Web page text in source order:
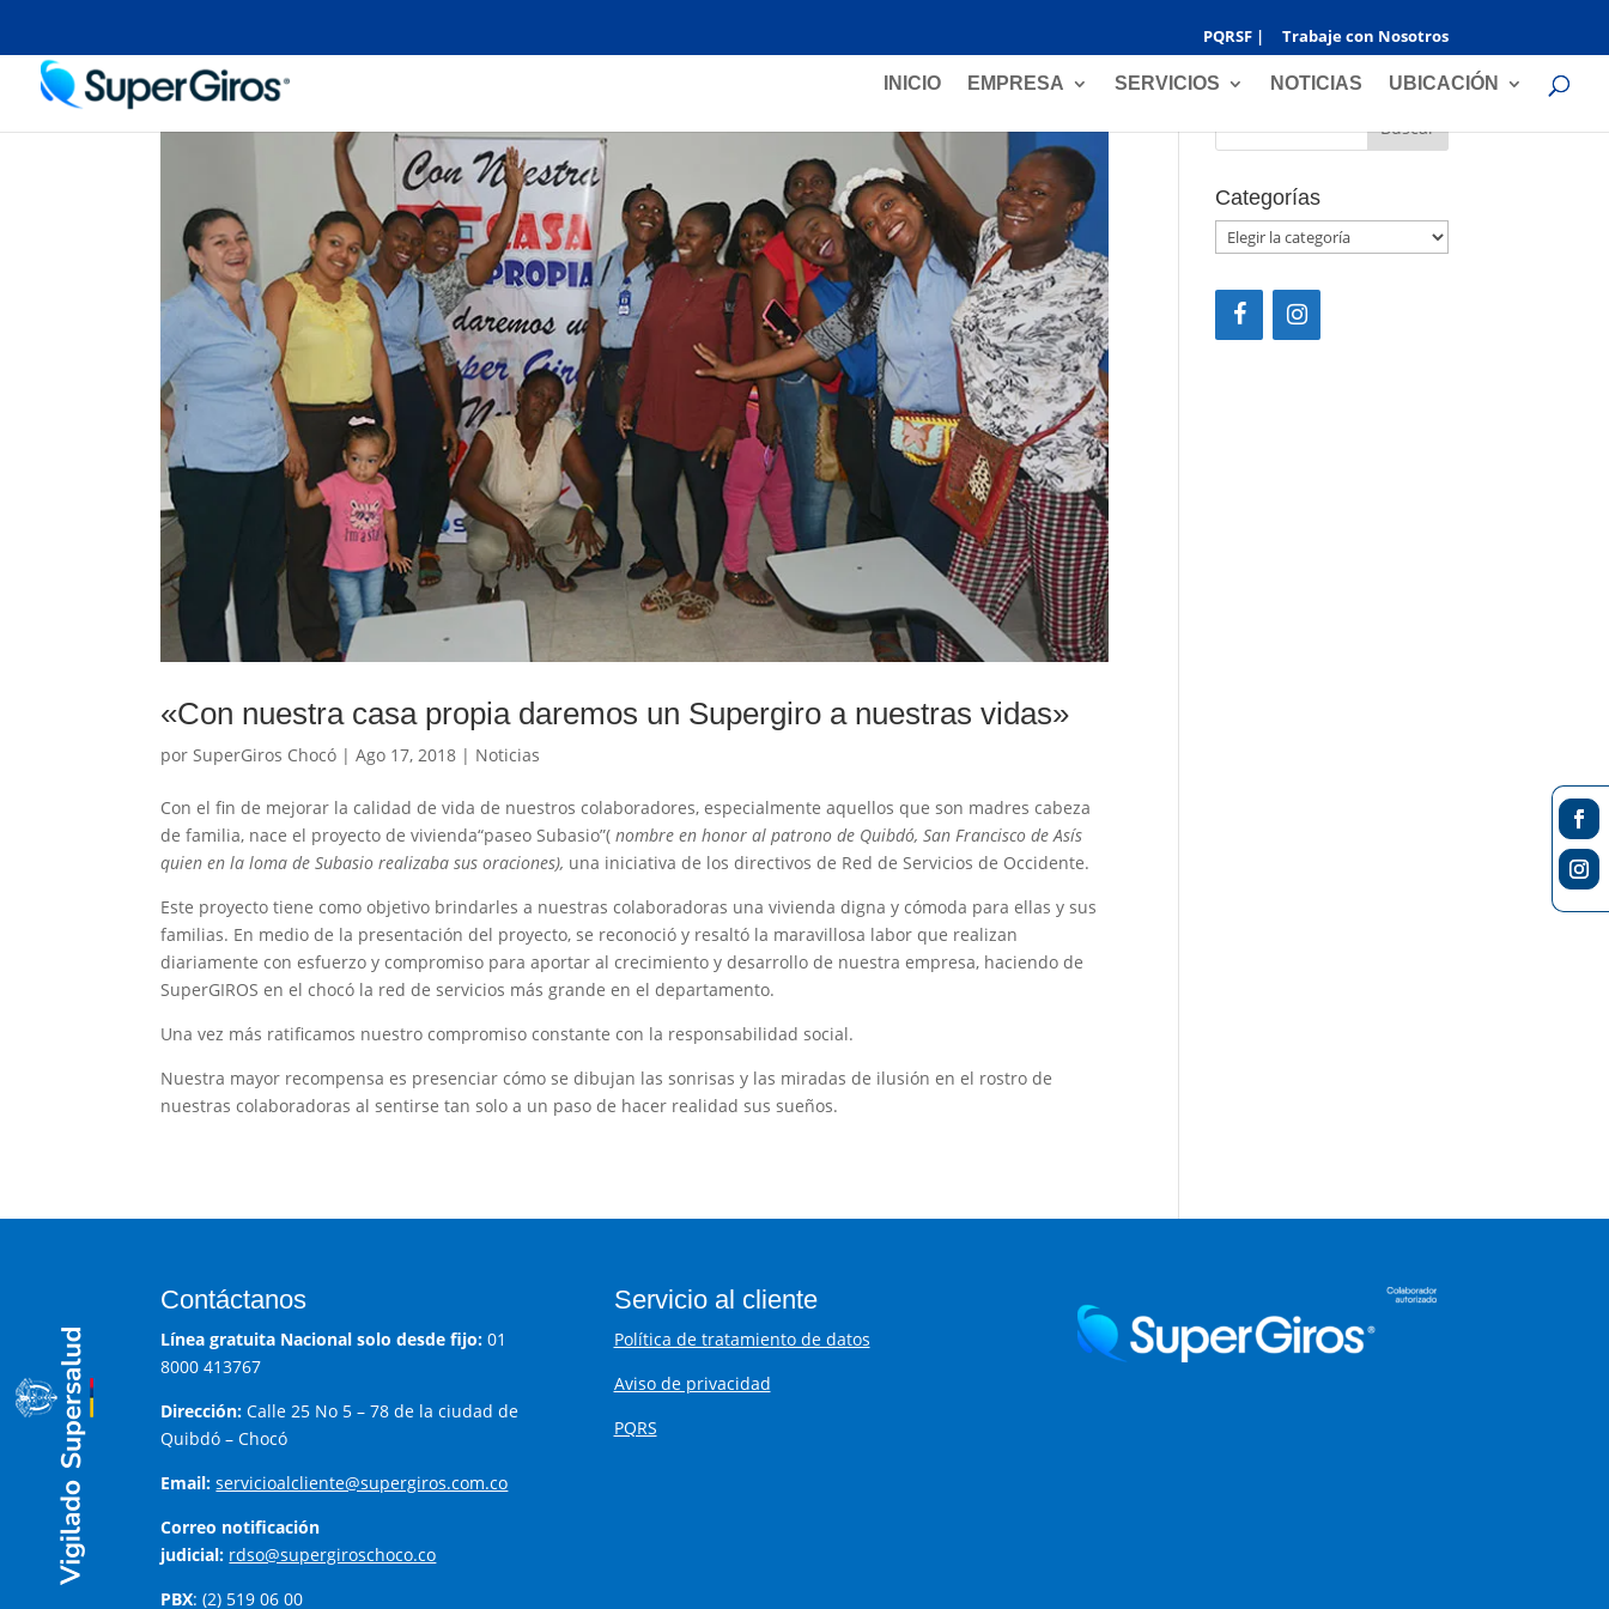
PQRSF | Trabaje con Nosotros
INICIO EMPRESA SERVICIOS NOTICIAS UBICACIÓN
«Con nuestra casa propia daremos un Supergiro a nuestras vidas»
por SuperGiros Chocó |Ago 17, 2018 | Noticias
Con el fin de mejorar la calidad de vida de nuestros colaboradores, especialmente aquellos que son madres cabeza
de familia, nace el proyecto de vivienda“paseo Subasio”(nombre en honor al patrono de Quibdó, San Francisco de Asís
quien en la loma de Subasio realizaba sus oraciones), una iniciativa de los directivos de Red de Servicios de Occidente.
Este proyecto tiene como objetivo brindarles a nuestras colaboradoras una vivienda digna y cómoda para ellas y sus
familias. En medio de la presentación del proyecto, se reconoció y resaltó la maravillosa labor que realizan
diariamente con esfuerzo y compromiso para aportar al crecimiento y desarrollo de nuestra empresa, haciendo de
SuperGIROS en el chocó la red de servicios más grande en el departamento.
Una vez más ratificamos nuestro compromiso constante con la responsabilidad social.
Nuestra mayor recompensa es presenciar cómo se dibujan las sonrisas y las miradas de ilusión en el rostro de
nuestras colaboradoras al sentirse tan solo a un paso de hacer realidad sus sueños.
Buscar
Categorías
Categorías
Contáctanos
Línea gratuita Nacional solo desde fijo:01
8000 413767
Dirección:Calle 25 No 5 – 78 de la ciudad de
Quibdó – Chocó
Email: servicioalcliente@supergiros.com.co
Correo notificación
judicial: rdso@supergiroschoco.co
PBX: (2) 519 06 00
Servicio al cliente
Política de tratamiento de datos
Aviso de privacidad
PQRS